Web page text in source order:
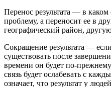
Перенос результата — в
проблему, а переносит ее в
географический район,
Сокращение результата —
существовать после
времени он будет по-
связь будет ослабевать с
означает, что результат у